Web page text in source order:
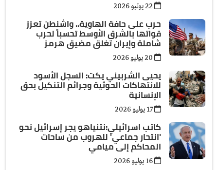
حرب على حافة الهاوية.. واشنطن تعزز
قواتها بالشرق الأوسط تحسباً لحرب
شاملة وإيران تغلق مضيق هرمز
يحيى الشربيني يكت: السجل الأسود
للانتهاكات الحوثية وجرائم التنكيل بحق
الإنسانية
17 يوليو 2026
كاتب اسرائيلي:نتنياهو يجر إسرائيل نحو
'انتحار جماعي' للهروب من ساحات
المحاكم إلى ميامي